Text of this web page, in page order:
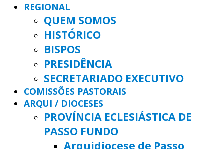
REGIONAL
QUEM SOMOS
HISTÓRICO
BISPOS
PRESIDÊNCIA
SECRETARIADO EXECUTIVO
COMISSÕES PASTORAIS
ARQUI / DIOCESES
PROVÍNCIA ECLESIÁSTICA DE
PASSO FUNDO
Arquidiocese de Passo